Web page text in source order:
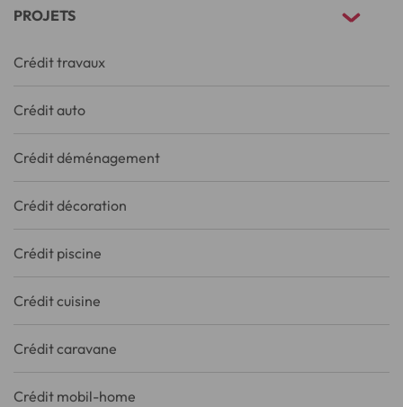
PROJETS
Crédit travaux
Crédit auto
Crédit déménagement
Crédit décoration
Crédit piscine
Crédit cuisine
Crédit caravane
Crédit mobil-home